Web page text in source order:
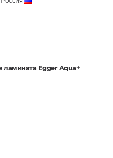
ламината Egger Aqua+